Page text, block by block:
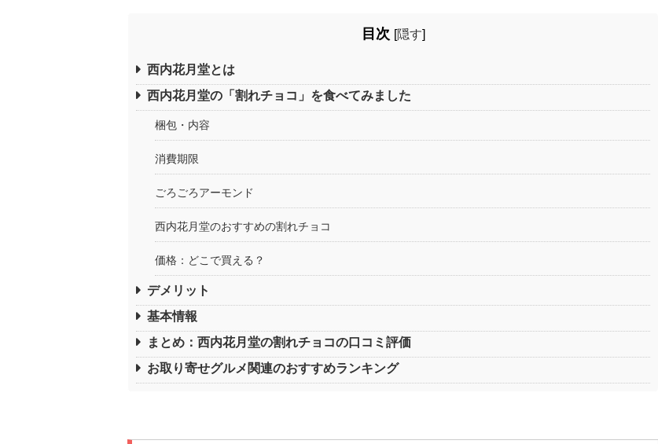
目次 [隠す]
西内花月堂とは
西内花月堂の「割れチョコ」を食べてみました
梱包・内容
消費期限
ごろごろアーモンド
西内花月堂のおすすめの割れチョコ
価格：どこで買える？
デメリット
基本情報
まとめ：西内花月堂の割れチョコの口コミ評価
お取り寄せグルメ関連のおすすめランキング